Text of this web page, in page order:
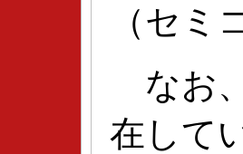
（セミ
なお
在して